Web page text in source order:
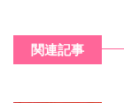
関連記事